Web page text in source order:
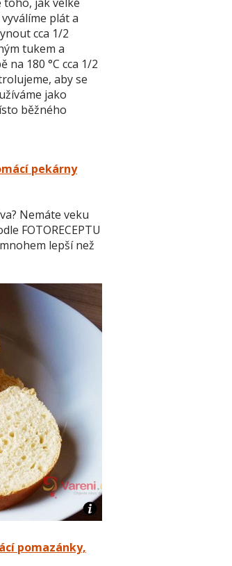
plát a
cca 1/2
tukem a
na 180 °C cca 1/2
aby se
jako
běžného
pekárny
Nemáte veku
FOTORECEPTU
lepší než
pomazánky,